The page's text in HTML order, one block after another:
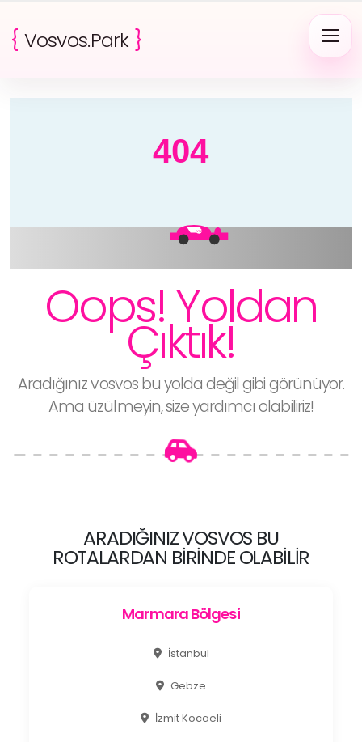
{ Vosvos.Park }
VW
404
Oops! Yoldan
Çıktık!
Aradığınız vosvos bu yolda değil gibi görünüyor.
Ama üzülmeyin, size yardımcı olabiliriz!
ARADIĞINIZ VOSVOS BU
ROTALARDAN BIRINDE OLABILIR
Marmara Bölgesi
İstanbul
Gebze
İzmit Kocaeli